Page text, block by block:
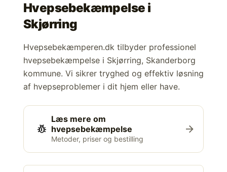
Hvepsebekæmpelse i
Skjørring
Hvepsebekæmperen.dk tilbyder professionel
hvepsebekæmpelse i Skjørring, Skanderborg
kommune. Vi sikrer tryghed og effektiv løsning
af hvepseproblemer i dit hjem eller have.
pest_control
Læs mere om
hvepsebekæmpelse
Metoder, priser og bestilling
arrow_forward